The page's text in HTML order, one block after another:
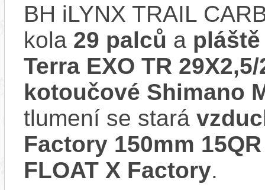
BH iLYNX TRAIL
kola 29 palců a
Terra EXO TR 29X2,5/
kotoučové Shimano
tlumení se stará
Factory 150mm
FLOAT X Factory.